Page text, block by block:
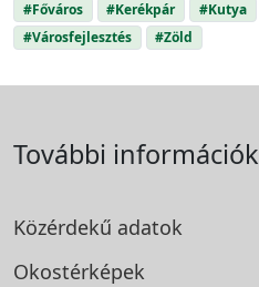
#Főváros #Kerékpár #Kutya
#Városfejlesztés
#Zöld
További információk
Közérdekű adatok
Okostérképek